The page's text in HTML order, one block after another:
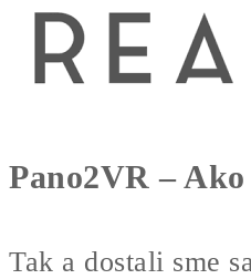
Pano2VR –
Tak a dostali sme